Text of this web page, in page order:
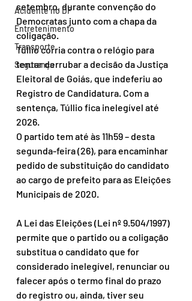
Acidente no DF
Entretenimento
Transporte
Segurança
setembro, durante convenção do
Democratas junto com a chapa da
coligação.
Túllio corria contra o relógio para
tentar derrubar a decisão da Justiça
Eleitoral de Goiás, que indeferiu ao
Registro de Candidatura. Com a
sentença, Túllio fica inelegível até
2026.
O partido tem até às 11h59 – desta
segunda-feira (26), para encaminhar
pedido de substituição do candidato
ao cargo de prefeito para as Eleições
Municipais de 2020.
A Lei das Eleições (Lei nº 9.504/1997)
permite que o partido ou a coligação
substitua o candidato que for
considerado inelegível, renunciar ou
falecer após o termo final do prazo
do registro ou, ainda, tiver seu